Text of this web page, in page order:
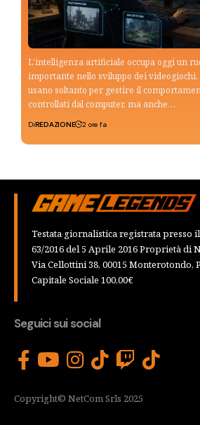
L'intelligenza artificiale occupa oggi un
importante nello sviluppo dei videogiochi.
usano soltanto per gestire il
controllati dal computer, ma anche…
DiREDAZIONE 2 ore fa
Testata giornalistica registrata presso
63/2016 del 5 Aprile 2016 Proprietà di
Via Cellottini 38, 00015 Monterotondo,
Capitale Sociale 100,00€
Seguici sui social
Copyright© NetCom Srls 2025